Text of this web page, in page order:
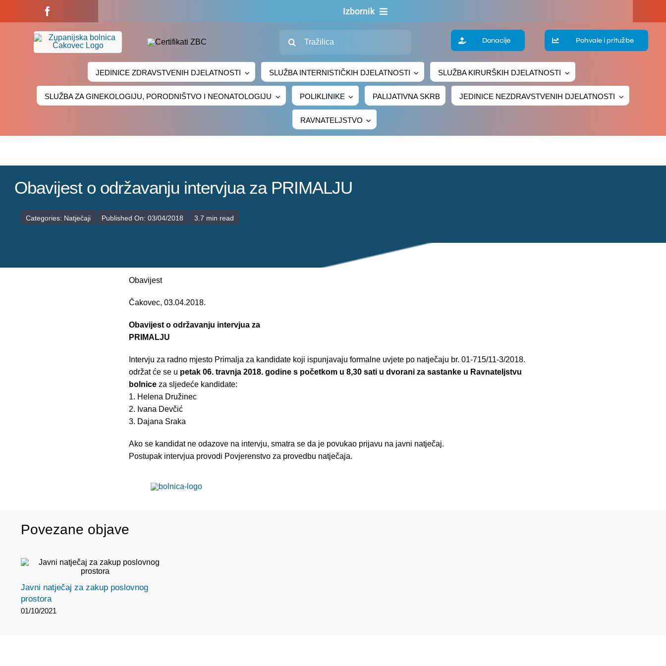
Izbornik
Za pacijente
Centralno naručivanje
Adresar
Donacije Pohvale i pritužbe
JEDINICE ZDRAVSTVENIH DJELATNOSTI SLUŽBA INTERNISTIČKIH DJELATNOSTI SLUŽBA KIRURŠKIH DJELATNOSTI
SLUŽBA ZA GINEKOLOGIJU, PORODNIŠTVO I NEONATOLOGIJU POLIKLINIKE PALIJATIVNA SKRB JEDINICE NEZDRAVSTVENIH DJELATNOSTI
RAVNATELJSTVO
Obavijest o održavanju intervjua za PRIMALJU
Categories: Natječaji Published On: 03/04/2018 3.7 min read
Obavijest
Čakovec, 03.04.2018.
Obavijest o održavanju intervjua za
PRIMALJU
Intervju za radno mjesto Primalja za kandidate koji ispunjavaju formalne uvjete po natječaju br. 01-715/11-3/2018.
održat će se u petak 06. travnja 2018. godine s početkom u 8,30 sati u dvorani za sastanke u Ravnateljstvu
bolnice za sljedeće kandidate:
1. Helena Družinec
2. Ivana Devčić
3. Dajana Sraka
Ako se kandidat ne odazove na intervju, smatra se da je povukao prijavu na javni natječaj.
Postupak intervjua provodi Povjerenstvo za provedbu natječaja.
Povezane objave
Javni natječaj za zakup poslovnog
prostora
01/10/2021